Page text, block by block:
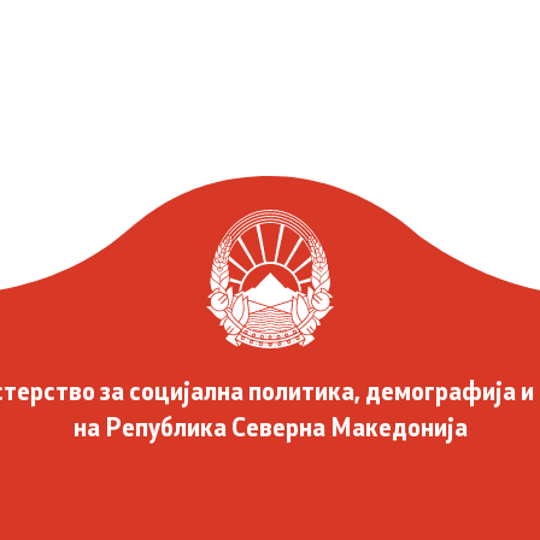
за социјална политика, демографија
на Република Северна Македонија